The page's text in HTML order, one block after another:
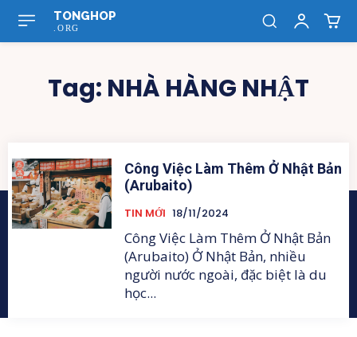
TONGHOP
.ORG
Tag: NHÀ HÀNG NHẬT
Công Việc Làm Thêm Ở Nhật Bản
(Arubaito)
TIN MỚI 18/11/2024
Công Việc Làm Thêm Ở Nhật Bản
(Arubaito) Ở Nhật Bản, nhiều
người nước ngoài, đặc biệt là du
học...